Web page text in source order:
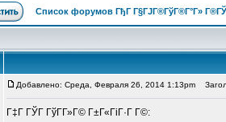
Список форумов ГђГ Г§ГЈГ®ГўГ®Г°Г»
Добавлено: Среда, Февраля 26, 2014 1:13pm
Г‡Г ГЎГ ГўГ­Г»Г© Г±Г«ГіГ·Г Г©: